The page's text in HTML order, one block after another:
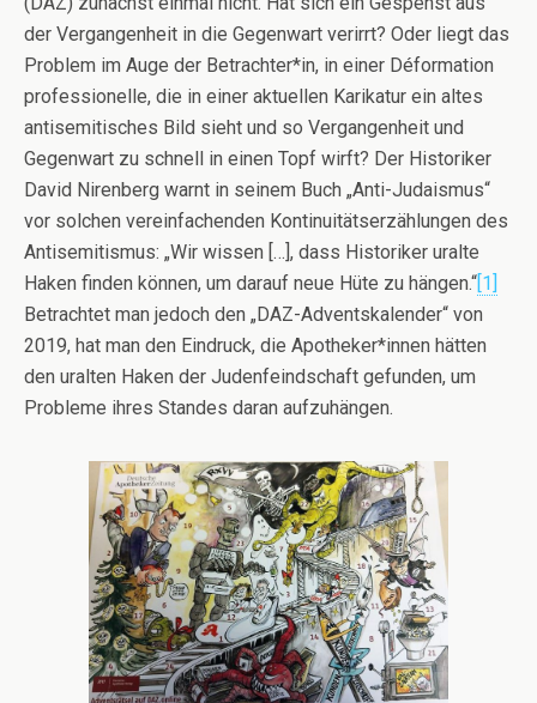
der Vergangenheit in die Gegenwart verirrt? Oder liegt das
Problem im Auge der Betrachter*in, in einer Déformation
professionelle, die in einer aktuellen Karikatur ein altes
antisemitisches Bild sieht und so Vergangenheit und
Gegenwart zu schnell in einen Topf wirft? Der Historiker
David Nirenberg warnt in seinem Buch „Anti-Judaismus“
vor solchen vereinfachenden Kontinuitätserzählungen des
Antisemitismus: „Wir wissen […], dass Historiker uralte
Haken finden können, um darauf neue Hüte zu hängen.“[1]
Betrachtet man jedoch den „DAZ-Adventskalender“ von
2019, hat man den Eindruck, die Apotheker*innen hätten
den uralten Haken der Judenfeindschaft gefunden, um
Probleme ihres Standes daran aufzuhängen.